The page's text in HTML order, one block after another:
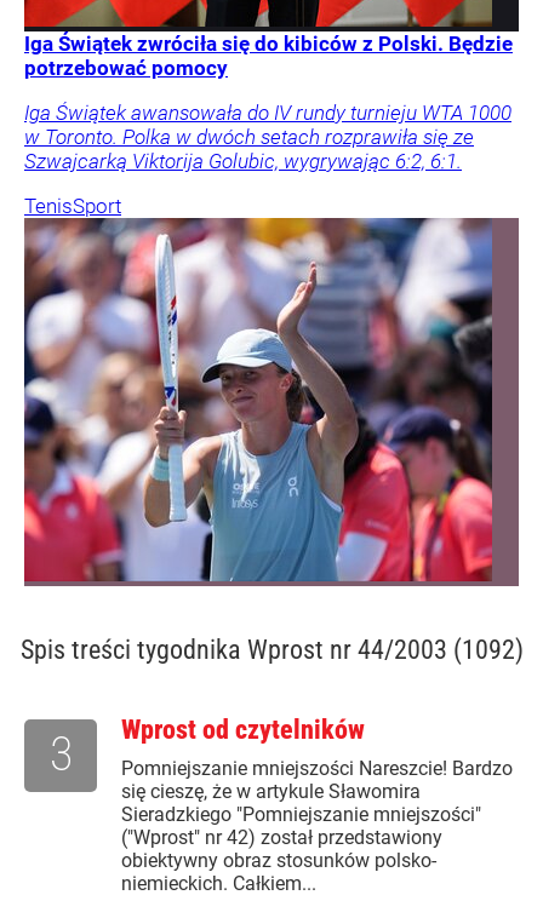
Iga Świątek zwróciła się do kibiców z Polski. Będzie
potrzebować pomocy
Iga Świątek awansowała do IV rundy turnieju WTA 1000
w Toronto. Polka w dwóch setach rozprawiła się ze
Szwajcarką Viktorija Golubic, wygrywając 6:2, 6:1.
TenisSport
Spis treści tygodnika Wprost nr 44/2003 (1092)
Wprost od czytelników
Pomniejszanie mniejszości Nareszcie! Bardzo
się cieszę, że w artykule Sławomira
Sieradzkiego "Pomniejszanie mniejszości"
("Wprost" nr 42) został przedstawiony
obiektywny obraz stosunków polsko-
niemieckich. Całkiem...
3